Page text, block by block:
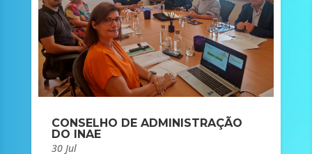
CONSELHO DE ADMINISTRAÇÃO
DO INAE
30 Jul